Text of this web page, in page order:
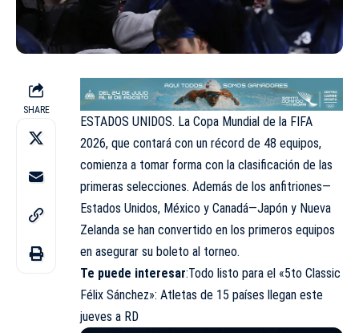
SHARE
ESTADOS UNIDOS. La Copa Mundial de la FIFA
2026, que contará con un récord de 48 equipos,
comienza a tomar forma con la clasificación de las
primeras selecciones. Además de los anfitriones—
Estados Unidos, México y Canadá—Japón y Nueva
Zelanda se han convertido en los primeros equipos
en asegurar su boleto al torneo.
Te puede interesar:Todo listo para el «5to Classic
Félix Sánchez»: Atletas de 15 países llegan este
jueves a RD